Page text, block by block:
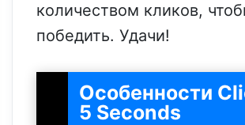
количеством кликов,
победить. Удачи!
Особенности
5 Seconds